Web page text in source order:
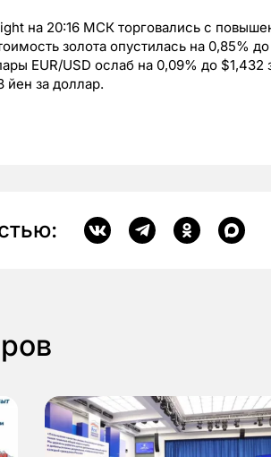
на 20:16 МСК торговались с
золота опустилась на 0,85% до
EUR/USD ослаб на 0,09% до $1,432
йен за доллар.